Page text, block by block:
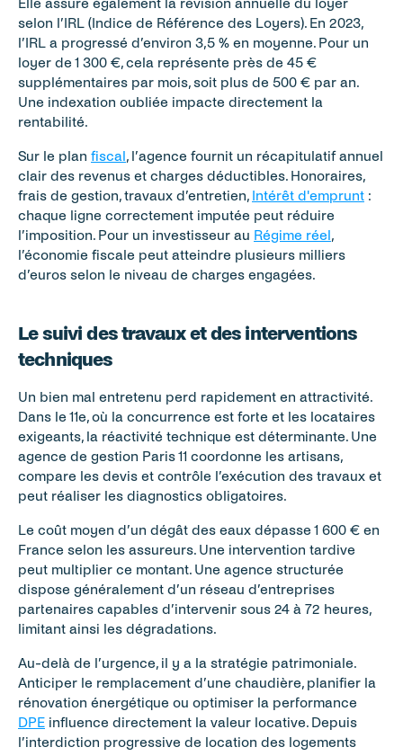
Elle assure également la révision annuelle du loyer
selon l’IRL (Indice de Référence des Loyers). En 2023,
l’IRL a progressé d’environ 3,5 % en moyenne. Pour un
loyer de 1 300 €, cela représente près de 45 €
supplémentaires par mois, soit plus de 500 € par an.
Une indexation oubliée impacte directement la
rentabilité.
Sur le plan fiscal, l’agence fournit un récapitulatif annuel
clair des revenus et charges déductibles. Honoraires,
frais de gestion, travaux d’entretien, Intérêt d'emprunt :
chaque ligne correctement imputée peut réduire
l’imposition. Pour un investisseur au Régime réel,
l’économie fiscale peut atteindre plusieurs milliers
d’euros selon le niveau de charges engagées.
Le suivi des travaux et des interventions
techniques
Un bien mal entretenu perd rapidement en attractivité.
Dans le 11e, où la concurrence est forte et les locataires
exigeants, la réactivité technique est déterminante. Une
agence de gestion Paris 11 coordonne les artisans,
compare les devis et contrôle l’exécution des travaux et
peut réaliser les diagnostics obligatoires.
Le coût moyen d’un dégât des eaux dépasse 1 600 € en
France selon les assureurs. Une intervention tardive
peut multiplier ce montant. Une agence structurée
dispose généralement d’un réseau d’entreprises
partenaires capables d’intervenir sous 24 à 72 heures,
limitant ainsi les dégradations.
Au-delà de l’urgence, il y a la stratégie patrimoniale.
Anticiper le remplacement d’une chaudière, planifier la
DPE influence directement la valeur locative. Depuis
l’interdiction progressive de location des logements